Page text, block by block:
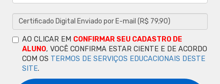
AO CLICAR EM CONFIRMAR SEU CADASTRO DE
ALUNO, VOCÊ CONFIRMA ESTAR CIENTE E DE ACORDO
COM OS TERMOS DE SERVIÇOS EDUCACIONAIS DESTE
SITE.